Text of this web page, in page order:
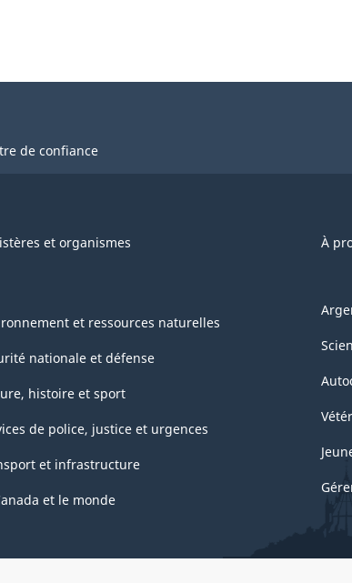
de confiance
et organismes À
et ressources naturelles
nationale et défense
histoire et sport
de police, justice et urgences
et infrastructure
et le monde